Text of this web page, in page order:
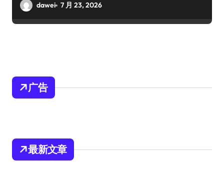
dawei 7 月 23, 2026
广告
最新文章